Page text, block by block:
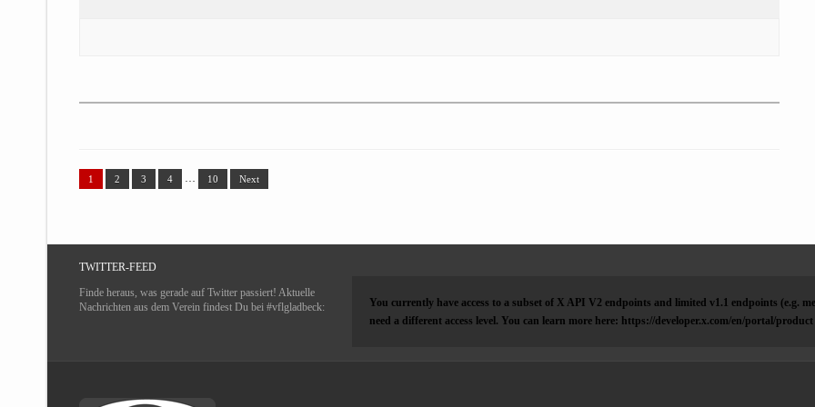
1 2 3 4 … 10 Next
TWITTER-FEED
Finde heraus, was gerade auf Twitter passiert! Aktuelle
Nachrichten aus dem Verein findest Du bei #vflgladbeck:
You currently have access to a subset of X API V2 endpoints and limited v1.1 endpoints (e.g.
need a different access level. You can learn more here: https://developer.x.com/en/portal/product